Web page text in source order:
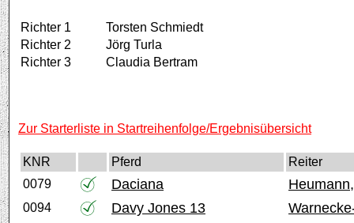
Richter 1
Torsten Schmiedt
Richter 2
Jörg Turla
Richter 3
Claudia Bertram
Zur Starterliste in Startreihenfolge/Ergebnisübersicht
KNR Pferd
Reiter
0079
Daciana
0094 Davy Jones 13